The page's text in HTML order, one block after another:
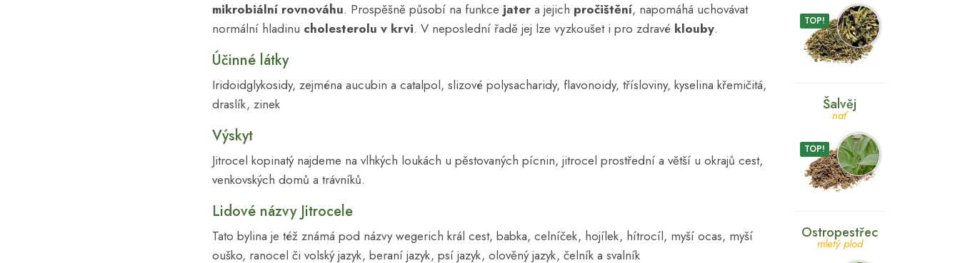
mikrobiální rovnováhu. Prospěšně působí na funkce jater a jejich pročištění, napomáhá uchovávat
normální hladinu cholesterolu v krvi. V neposlední řadě jej lze vyzkoušet i pro zdravé klouby.
Účinné látky
Iridoidglykosidy, zejména aucubin a catalpol, slizové polysacharidy, flavonoidy, třísloviny, kyselina křemičitá,
draslík, zinek
Výskyt
Jitrocel kopinatý najdeme na vlhkých loukách u pěstovaných pícnin, jitrocel prostřední a větší u okrajů cest,
venkovských domů a trávníků.
Lidové názvy Jitrocele
Tato bylina je též známá pod názvy wegerich král cest, babka, celníček, hojílek, hítrocíl, myší ocas, myší
ouško, ranocel či volský jazyk, beraní jazyk, psí jazyk, olověný jazyk, čelník a svalník
TOP!
Šalvěj
nať
TOP!
Ostropestřec
mletý plod